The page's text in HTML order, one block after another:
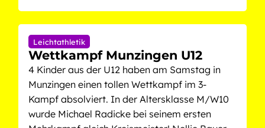
Leichtathletik
Wettkampf Munzingen U12
4 Kinder aus der U12 haben am Samstag in
Munzingen einen tollen Wettkampf im 3-
Kampf absolviert. In der Altersklasse M/W10
wurde Michael Radicke bei seinem ersten